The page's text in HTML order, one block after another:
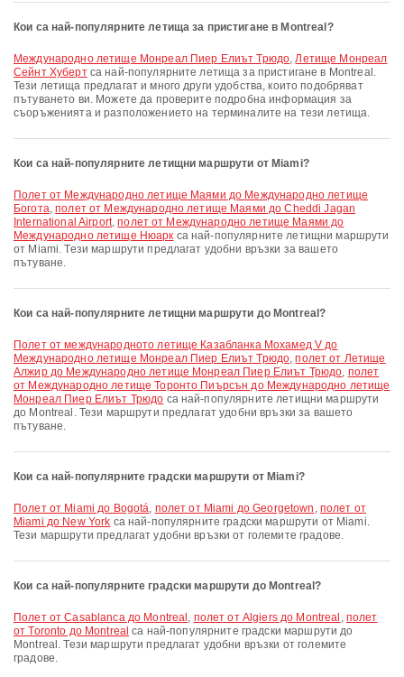
Кои са най-популярните летища за пристигане в Montreal?
Международно летище Монреал Пиер Елиът Трюдо,Летище Монреал
Сейнт Хубертса най-популярните летища за пристигане в Montreal.
Тези летища предлагат и много други удобства, които подобряват
пътуването ви. Можете да проверите подробна информация за
съоръженията и разположението на терминалите на тези летища.
Кои са най-популярните летищни маршрути от Miami?
полет от Международно летище Маями до Международно летище
Богота,полет от Международно летище Маями до Cheddi Jagan
International Airport,полет от Международно летище Маями до
Международно летище Нюарк са най-популярните летищни маршрути
от Miami. Тези маршрути предлагат удобни връзки за вашето
пътуване.
Кои са най-популярните летищни маршрути до Montreal?
полет от международното летище Казабланка Мохамед V до
Международно летище Монреал Пиер Елиът Трюдо,полет от Летище
Алжир до Международно летище Монреал Пиер Елиът Трюдо, полет
от Международно летище Торонто Пиърсън до Международно летище
Монреал Пиер Елиът Трюдо са най-популярните летищни маршрути
до Montreal. Тези маршрути предлагат удобни връзки за вашето
пътуване.
Кои са най-популярните градски маршрути от Miami?
полет от Miami до Bogotá, полет от Miami до Georgetown , полет от
Miami до New York са най-популярните градски маршрути от Miami.
Тези маршрути предлагат удобни връзки от големите градове.
Кои са най-популярните градски маршрути до Montreal?
полет от Casablanca до Montreal , полет от Algiers до Montreal , полет
от Toronto до Montreal са най-популярните градски маршрути до
Montreal. Тези маршрути предлагат удобни връзки от големите
градове.